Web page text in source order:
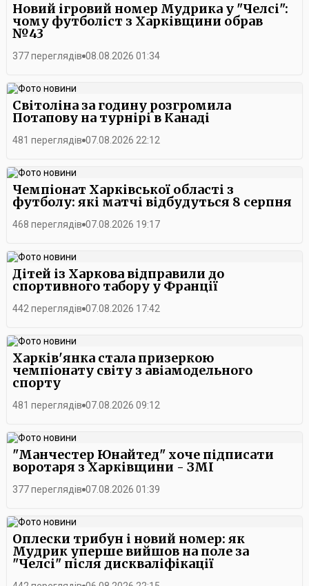
Новий ігровий номер Мудрика у "Челсі":
чому футболіст з Харківщини обрав
№43
377 переглядів 08.08.2026 01:34
Світоліна за годину розгромила
Потапову на турнірі в Канаді
481 переглядів 07.08.2026 22:12
Чемпіонат Харківської області з
футболу: які матчі відбудуться 8 серпня
468 переглядів 07.08.2026 19:17
Дітей із Харкова відправили до
спортивного табору у Франції
442 переглядів 07.08.2026 17:42
Харків'янка стала призеркою
чемпіонату світу з авіамодельного
спорту
481 переглядів 07.08.2026 09:12
"Манчестер Юнайтед" хоче підписати
воротаря з Харківщини - ЗМІ
377 переглядів 07.08.2026 01:39
Оплески трибун і новий номер: як
Мудрик уперше вийшов на поле за
"Челсі" після дискваліфікації